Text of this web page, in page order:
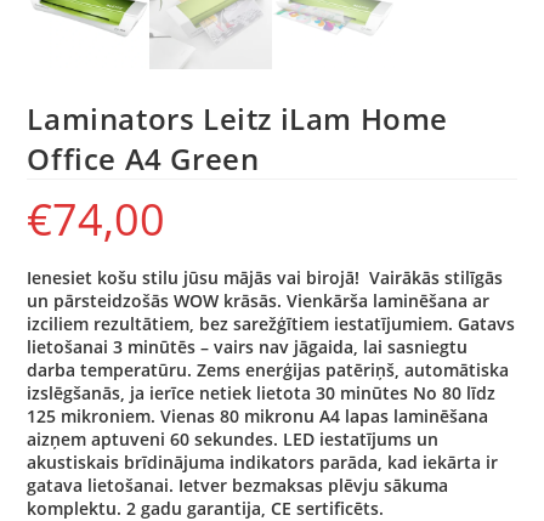
Laminators Leitz iLam Home
Office A4 Green
€74,00
Ienesiet košu stilu jūsu mājās vai birojā! Vairākās stilīgās
un pārsteidzošās WOW krāsās.Vienkārša laminēšana ar
izciliem rezultātiem, bez sarežģītiem iestatījumiem.Gatavs
lietošanai 3 minūtēs – vairs nav jāgaida, lai sasniegtu
darba temperatūru.Zems enerģijas patēriņš, automātiska
izslēgšanās, ja ierīce netiek lietota 30 minūtes No 80 līdz
125 mikroniem.Vienas 80 mikronu A4 lapas laminēšana
aizņem aptuveni 60 sekundes. LED iestatījums un
akustiskais brīdinājuma indikators parāda, kad iekārta ir
gatava lietošanai. Ietver bezmaksas plēvju sākuma
komplektu.2 gadu garantija, CE sertificēts.